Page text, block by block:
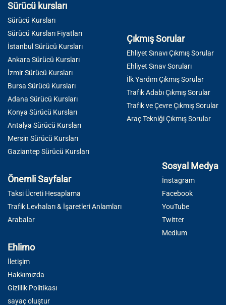
Sürücü kursları
Sürücü Kursları
Sürücü Kursları Fiyatları
İstanbul Sürücü Kursları
Ankara Sürücü Kursları
İzmir Sürücü Kursları
Bursa Sürücü Kursları
Adana Sürücü Kursları
Konya Sürücü Kursları
Antalya Sürücü Kursları
Mersin Sürücü Kursları
Gaziantep Sürücü Kursları
Çıkmış Sorular
Ehliyet Sınavı Çıkmış Sorular
Ehliyet Sınav Soruları
İlk Yardım Çıkmış Sorular
Trafik Adabı Çıkmış Sorular
Trafik ve Çevre Çıkmış Sorular
Araç Tekniği Çıkmış Sorular
Önemli Sayfalar
Taksi Ücreti Hesaplama
Trafik Levhaları & İşaretleri Anlamları
Arabalar
Sosyal Medya
İnstagram
Facebook
YouTube
Twitter
Medium
Ehlimo
İletişim
Hakkımızda
Gizlilik Politikası
sayaç oluştur